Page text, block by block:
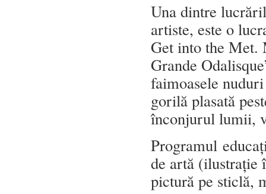
Una dintre
artiste, este o
Get into the Met.
Grande
faimoasele
gorilă plasată
înconjurul lumii,
Programul
de artă (ilustrație
pictură pe sticlă,